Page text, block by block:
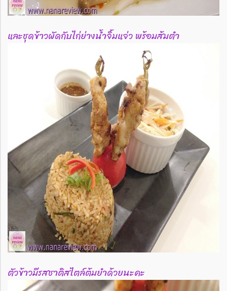
และชุดข้าวผัดกับไก่ย่างน้ำจิ้มแจ่ว พร้อมส้มตำ
ตัวข้าวมีรสชาติสไตล์ต้มยำด้วยนะคะ